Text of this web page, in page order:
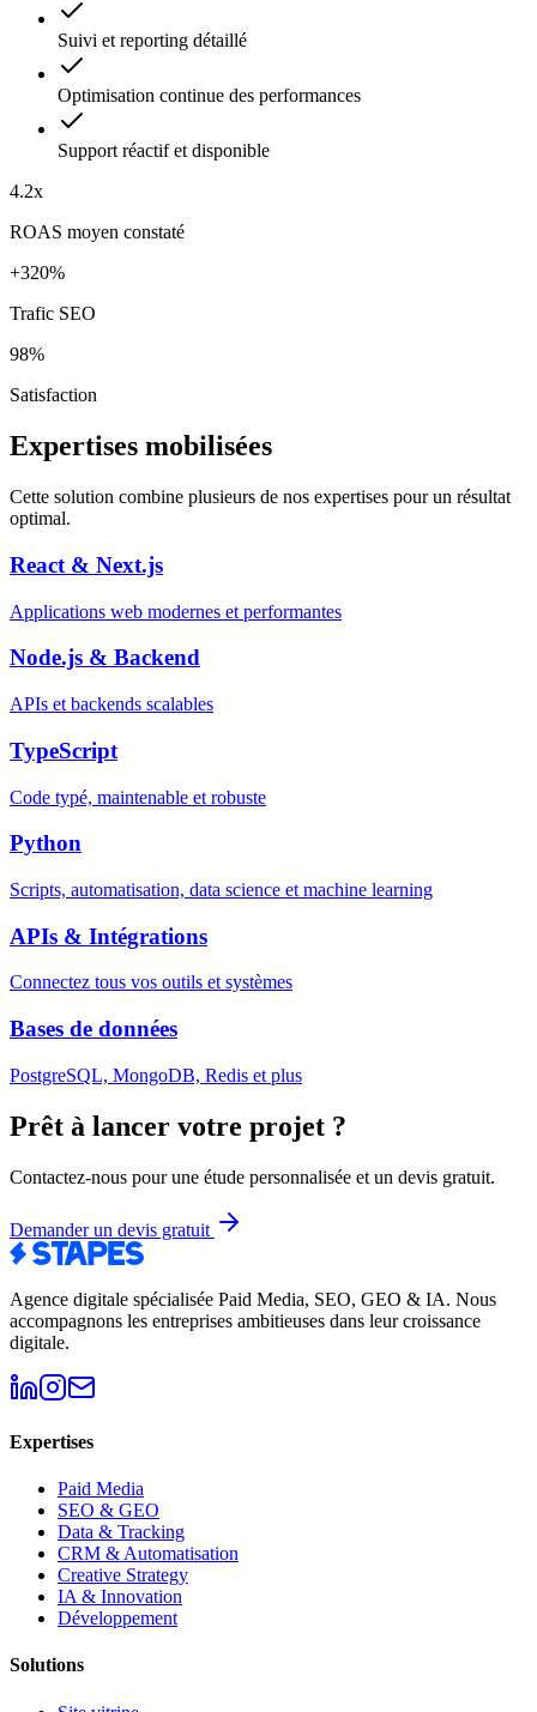
Suivi et reporting détaillé
Optimisation continue des performances
Support réactif et disponible
4.2x
ROAS moyen constaté
+320%
Trafic SEO
98%
Satisfaction
Expertises mobilisées
Cette solution combine plusieurs de nos expertises pour un résultat
optimal.
React & Next.js
Applications web modernes et performantes
Node.js & Backend
APIs et backends scalables
TypeScript
Code typé, maintenable et robuste
Python
Scripts, automatisation, data science et machine learning
APIs & Intégrations
Connectez tous vos outils et systèmes
Bases de données
PostgreSQL, MongoDB, Redis et plus
Prêt à lancer votre projet ?
Contactez-nous pour une étude personnalisée et un devis gratuit.
Demander un devis gratuit
Agence digitale spécialisée Paid Media, SEO, GEO & IA. Nous
accompagnons les entreprises ambitieuses dans leur croissance
digitale.
Expertises
Paid Media
SEO & GEO
Data & Tracking
CRM & Automatisation
Creative Strategy
IA & Innovation
Développement
Solutions